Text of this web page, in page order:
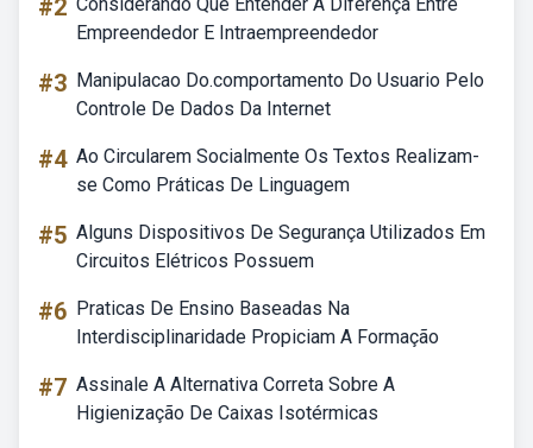
#2
Empreendedor E Intraempreendedor
#3 Manipulacao Do.comportamento Do Usuario Pelo
Controle De Dados Da Internet
#4 Ao Circularem Socialmente Os Textos Realizam-
se Como Práticas De Linguagem
#5 Alguns Dispositivos De Segurança Utilizados Em
Circuitos Elétricos Possuem
#6 Praticas De Ensino Baseadas Na
Interdisciplinaridade Propiciam A Formação
#7 Assinale A Alternativa Correta Sobre A
Higienização De Caixas Isotérmicas